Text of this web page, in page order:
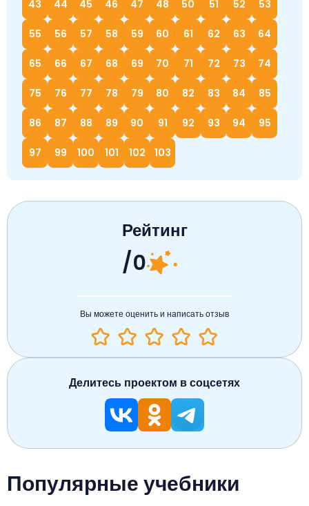
43 44 45 46 47 48 50 51 52 53
55 56 57 58 59 60 61 62 63 64
65 66 67 68 69 70 71 72 73 74
75 76 77 78 79 80 82 83 84 85
86 87 88 89 90 91 92 93 94 95
97 99 100 101 102 103
Популярные учебники
Рейтинг
/0
Вы можете оценить и написать отзыв
Делитесь проектом в соцсетях